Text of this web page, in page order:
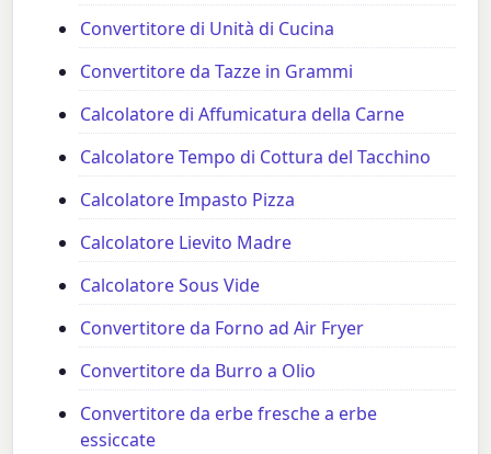
Convertitore di Unità di Cucina
Convertitore da Tazze in Grammi
Calcolatore di Affumicatura della Carne
Calcolatore Tempo di Cottura del Tacchino
Calcolatore Impasto Pizza
Calcolatore Lievito Madre
Calcolatore Sous Vide
Convertitore da Forno ad Air Fryer
Convertitore da Burro a Olio
Convertitore da erbe fresche a erbe
essiccate